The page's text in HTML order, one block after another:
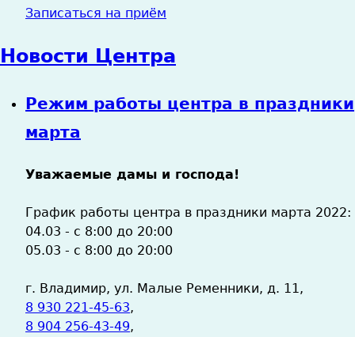
Записаться на приём
Новости Центра
Режим работы центра в праздники
марта
Уважаемые дамы и господа!
График работы центра в праздники марта 2022:
04.03 - с 8:00 до 20:00
05.03 - с 8:00 до 20:00
г. Владимир, ул. Малые Ременники, д. 11,
8 930 221-45-63,
8 904 256-43-49,